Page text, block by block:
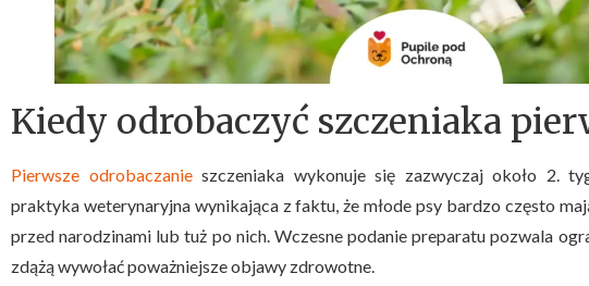
Kiedy odrobaczyć szczeniaka
Pierwsze odrobaczanieszczeniaka wykonuje się zazwyczaj około 2.
praktyka weterynaryjna wynikająca z faktu, że młode psy bardzo często
przed narodzinami lub tuż po nich. Wczesne podanie preparatu pozwala
zdążą wywołać poważniejsze objawy zdrowotne.